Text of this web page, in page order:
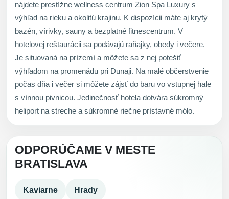
nájdete prestížne wellness centrum Zion Spa Luxury s
výhľad na rieku a okolitú krajinu. K dispozícii máte aj krytý
bazén, vírivky, sauny a bezplatné fitnescentrum. V
hotelovej reštaurácii sa podávajú raňajky, obedy i večere.
Je situovaná na prízemí a môžete sa z nej potešiť
výhľadom na promenádu pri Dunaji. Na malé občerstvenie
počas dňa i večer si môžete zájsť do baru vo vstupnej hale
s vínnou pivnicou. Jedinečnosť hotela dotvára súkromný
heliport na streche a súkromné riečne prístavné mólo.
ODPORÚČAME V MESTE
BRATISLAVA
Kaviarne Hrady